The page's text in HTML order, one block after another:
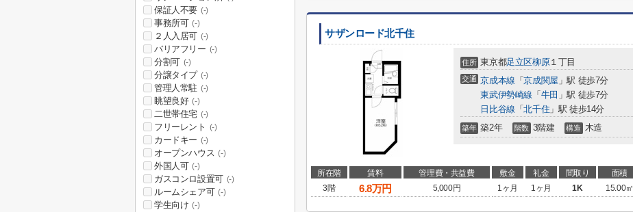
サザンロード北千住
住所 東京都足立区柳原１丁目
交通 京成本線 「京成関屋 」駅 徒歩7分
東武伊勢崎線 「 牛田 」駅 徒歩7分
日比谷線 「北千住 」駅 徒歩14分
築年 築2年 階数 3階建 構造 木造
所在階 賃料 管理費・共益費 敷金 礼金 間取り 面積
3階
6.8万円 5,000円 1ヶ月 1ヶ月 1K 15.00㎡
保証人不要 (-)
事務所可 (-)
２人入居可 (-)
バリアフリー (-)
分割可 (-)
分譲タイプ (-)
管理人常駐 (-)
眺望良好 (-)
二世帯住宅 (-)
フリーレント (-)
カードキー (-)
オープンハウス (-)
外国人可 (-)
ガスコンロ設置可 (-)
ルームシェア可 (-)
学生向け (-)